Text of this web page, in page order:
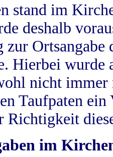
stand im
deshalb
zur
Hierbei wurde
nicht
Taufpaten
Richtigkeit
im